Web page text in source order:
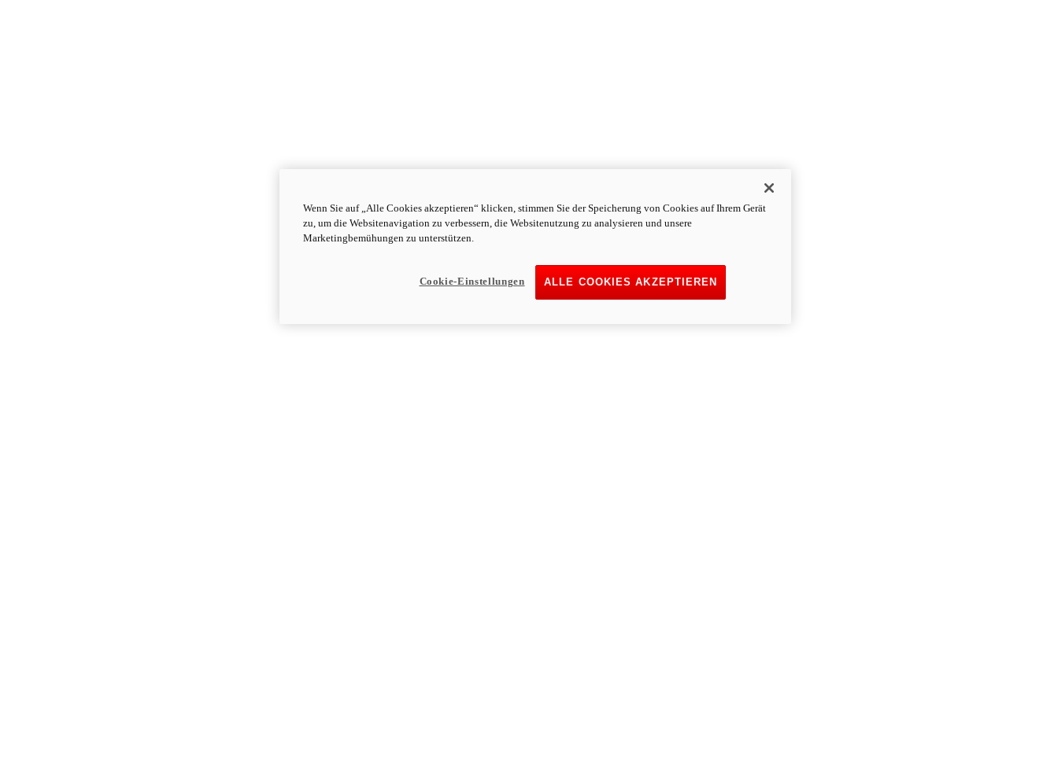
Wenn Sie auf „Alle Cookies akzeptieren“ klicken, stimmen Sie der Speicherung von Cookies auf Ihrem Gerät
zu, um die Websitenavigation zu verbessern, die Websitenutzung zu analysieren und unsere
Marketingbemühungen zu unterstützen.
ALLE COOKIES AKZEPTIEREN
Cookie-Einstellungen